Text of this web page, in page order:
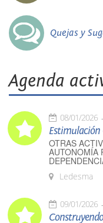
Quejas y
Agenda
08/01/2026
OTRAS
AUTONOMÍA
Ledesma
09/01/2026